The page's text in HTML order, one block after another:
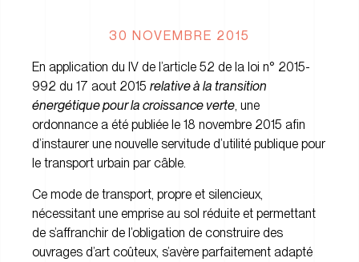
30 NOVEMBRE 2015
En application du IV de l’article 52 de la loi n° 2015-
992 du 17 aout 2015 relative à la transition
énergétique pour la croissance verte, une
ordonnance a été publiée le 18 novembre 2015 afin
d’instaurer une nouvelle servitude d’utilité publique pour
le transport urbain par câble.
Ce mode de transport, propre et silencieux,
nécessitant une emprise au sol réduite et permettant
de s’affranchir de l’obligation de construire des
ouvrages d’art coûteux, s’avère parfaitement adapté